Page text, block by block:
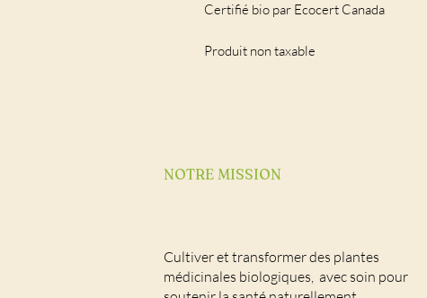
Certifié bio par Ecocert Canada
Produit non taxable
NOTRE MISSION
Cultiver et transformer des plantes
médicinales biologiques, avec soin pour